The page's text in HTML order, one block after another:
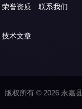
荣誉资质 联系我们
技术文章
版权所有 © 2026 永嘉